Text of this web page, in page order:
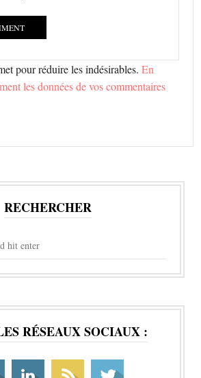
pour réduire les indésirables.En
les données de vos commentaires
RECHERCHER
RÉSEAUX SOCIAUX :